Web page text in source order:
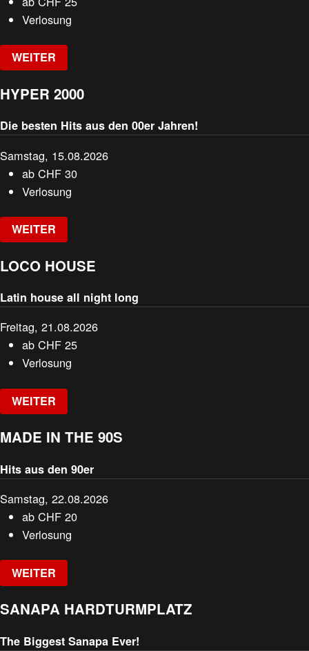
Verlosung
WEITER
HYPER 2000
Die besten Hits aus den 00er Jahren!
Samstag, 15.08.2026
abCHF 30
Verlosung
WEITER
LOCO HOUSE
Latin house all night long
Freitag, 21.08.2026
abCHF 25
Verlosung
WEITER
MADE IN THE 90S
Hits aus den 90er
Samstag, 22.08.2026
abCHF 20
Verlosung
WEITER
SANAPA HARDTURMPLATZ
The Biggest Sanapa Ever!